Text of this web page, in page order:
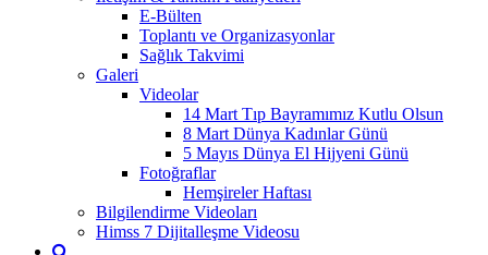
E-Bülten
Toplantı ve Organizasyonlar
Sağlık Takvimi
Galeri
Videolar
14 Mart Tıp Bayramımız Kutlu Olsun
8 Mart Dünya Kadınlar Günü
5 Mayıs Dünya El Hijyeni Günü
Fotoğraflar
Hemşireler Haftası
Bilgilendirme Videoları
Himss 7 Dijitalleşme Videosu